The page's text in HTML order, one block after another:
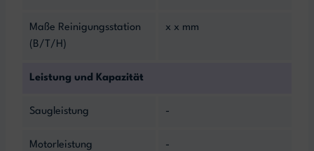
Maße Reinigungsstation
(B/T/H)
x x mm
Leistung und Kapazität
Saugleistung -
Motorleistung -